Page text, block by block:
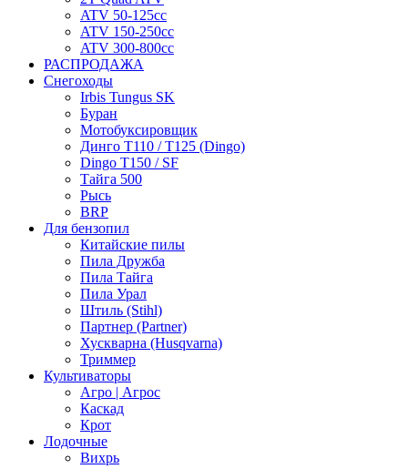
ATV 50-125cc
ATV 150-250cc
ATV 300-800cc
РАСПРОДАЖА
Снегоходы
Irbis Tungus SK
Буран
Мотобуксировщик
Динго T110 / T125 (Dingo)
Dingo T150 / SF
Тайга 500
Рысь
BRP
Для бензопил
Китайские пилы
Пила Дружба
Пила Тайга
Пила Урал
Штиль (Stihl)
Партнер (Partner)
Хускварна (Husqvarna)
Триммер
Культиваторы
Агро | Агрос
Каскад
Крот
Лодочные
Вихрь